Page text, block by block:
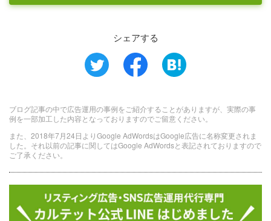
シェアする
ブログ記事の中で広告運用の事例をご紹介することがありますが、実際の事
例を一部加工した内容となっておりますのでご留意ください。
また、2018年7月24日よりGoogle AdWordsはGoogle広告に名称変更されま
した。それ以前の記事に関してはGoogle AdWordsと表記されておりますので
ご了承ください。